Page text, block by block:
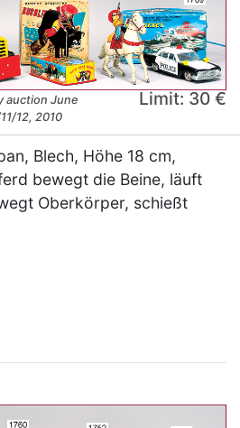
auction June
12, 2010
Limit: 30 €
Blech, Höhe 18 cm,
bewegt die Beine, läuft
Oberkörper, schießt